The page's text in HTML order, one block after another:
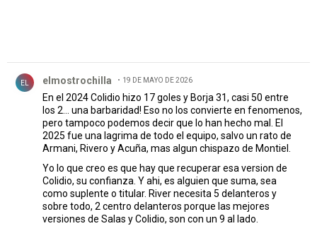
EL elmostrochilla 19 DE MAYO DE 2026
En el 2024 Colidio hizo 17 goles y Borja 31, casi 50 entre
los 2... una barbaridad! Eso no los convierte en fenomenos,
pero tampoco podemos decir que lo han hecho mal. El
2025 fue una lagrima de todo el equipo, salvo un rato de
Armani, Rivero y Acuña, mas algun chispazo de Montiel.
Yo lo que creo es que hay que recuperar esa version de
Colidio, su confianza. Y ahi, es alguien que suma, sea
como suplente o titular. River necesita 5 delanteros y
sobre todo, 2 centro delanteros porque las mejores
versiones de Salas y Colidio, son con un 9 al lado.